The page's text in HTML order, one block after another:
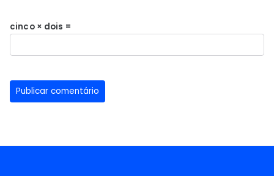
cinco × dois =